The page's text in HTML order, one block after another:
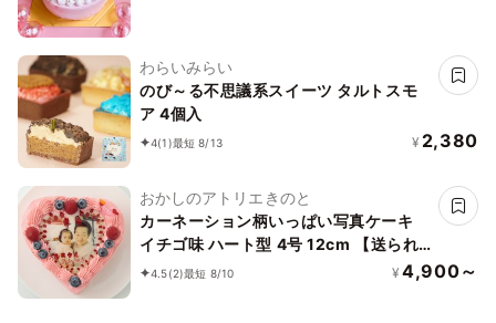
わらいみらい
のび～る不思議系スイーツ タルトスモ
ア 4個入
4(1)最短 8/13 ¥ 2,380
おかしのアトリエきのと
カーネーション柄いっぱい写真ケーキ
イチゴ味 ハート型 4号 12cm 【送られ
て送られてきた画像を色鉛筆画に編集で
4.5(2)最短 8/10 ¥ 4,900～